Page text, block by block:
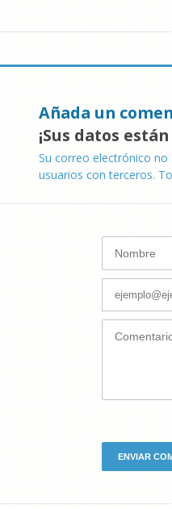
Añada un
¡Sus datos
Su correo electrónico
usuarios con terceros.